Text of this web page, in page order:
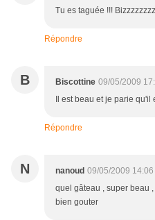
Tu es taguée !!!
Répondre
B Biscottine 09/05/2009
Il est beau et je parie qu'il
Répondre
N nanoud 09/05/2009 14:06
quel gâteau , super beau
bien gouter